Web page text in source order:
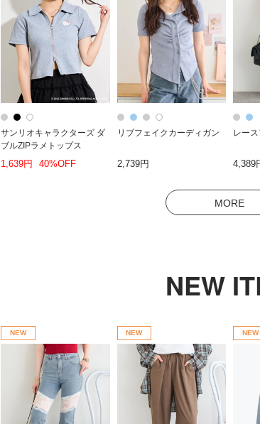
サンリオキャラクターズ ダ
ブルZIPラメトップス
1,639円 40%OFF
リブフェイクカーディガン
2,739円
レー
4,389
MORE
NEW
NEW NEW NEW